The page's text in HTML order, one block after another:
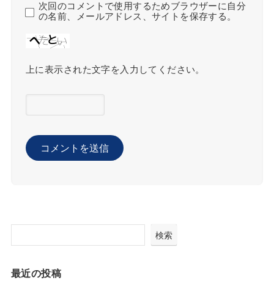
次回のコメントで使用するためブラウザーに自分
の名前、メールアドレス、サイトを保存する。
上に表示された文字を入力してください。
検索
最近の投稿